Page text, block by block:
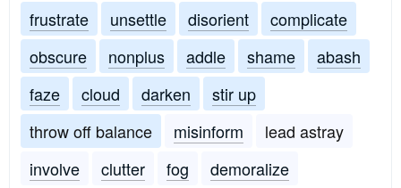
frustrate
unsettle disorient
complicate
obscure
nonplus addle shame
abash
faze
cloud darken
stir up
throw off balance
misinform
lead astray
involve
clutter fog
demoralize